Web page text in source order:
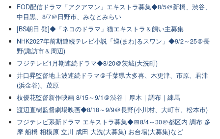
FOD配信ドラマ「アクアマン」エキストラ募集◆8/5＠新橋、渋谷、
中目黒、8/7＠日野市、みなとみらい
[BS朝日 発]◆「ネコのドラマ」猫エキストラ＆飼い主募集
NHK2027年前期連続テレビ小説「巡(まわ)るスワン」◆9/2～25＠長
野(諏訪市＆周辺)
フジテレビ1月期連続ドラマ◆8/20＠茨城(大洗町)
井口昇監督地上波連続ドラマ＠千葉県大多喜、木更津、市原、君津
(浜金谷)、茂原
枝優花監督新作映画 8/15～9/1＠渋谷｜厚木｜調布｜練馬
渡辺直樹監督劇場映画◆8/18～9/9＠長野(小川村、大町市、松本市)
フジテレビ系新ドラマ エキストラ募集◆📅8/4～30＠都区内 調布 多
摩 船橋 相模原 立川 成田 大洗(大募集) お台場(大募集)など